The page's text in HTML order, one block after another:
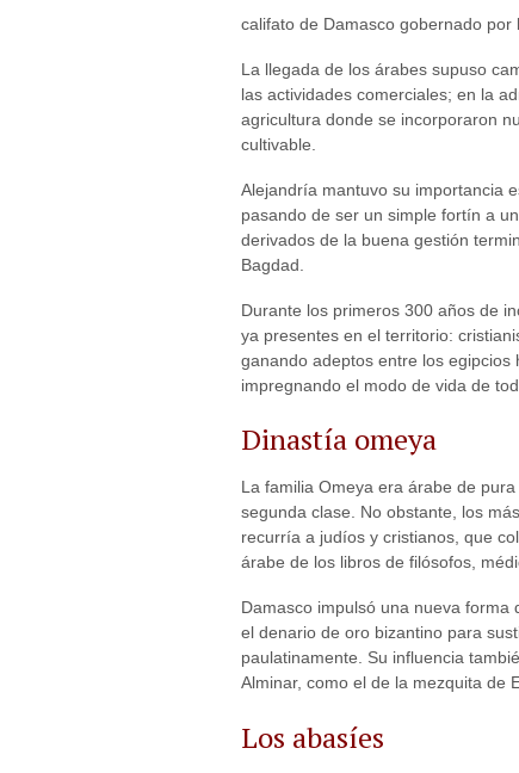
califato de Damasco gobernado por
La llegada de los árabes supuso
las actividades comerciales; en la
agricultura donde se incorporaron
cultivable.
Alejandría mantuvo su importancia
pasando de ser un simple fortín a
derivados de la buena gestión
Bagdad.
Durante los primeros 300 años de
ya presentes en el territorio:
ganando adeptos entre los egipcios
impregnando el modo de vida de
Dinastía omeya
La familia Omeya era árabe de
segunda clase. No obstante, los
recurría a judíos y cristianos, que
árabe de los libros de filósofos,
Damasco impulsó una nueva
el denario de oro bizantino para
paulatinamente. Su influencia
Alminar, como el de la mezquita de
Los abasíes